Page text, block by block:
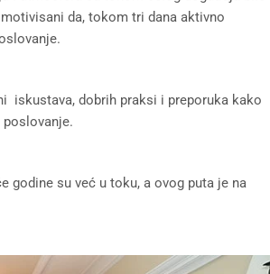
da, tokom tri dana aktivno
iskustava, dobrih praksi i preporuka kako
godine su već u toku, a ovog puta je na